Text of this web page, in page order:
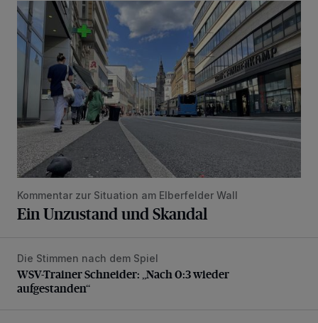
Ein Unzustand und Skandal
Kommentar zur Situation am Elberfelder Wall
Ein Unzustand und Skandal
WSV-Trainer Schneider: „Nach 0:3 wieder aufgestanden“
Die Stimmen nach dem Spiel
WSV-Trainer Schneider: „Nach 0:3 wieder
aufgestanden“